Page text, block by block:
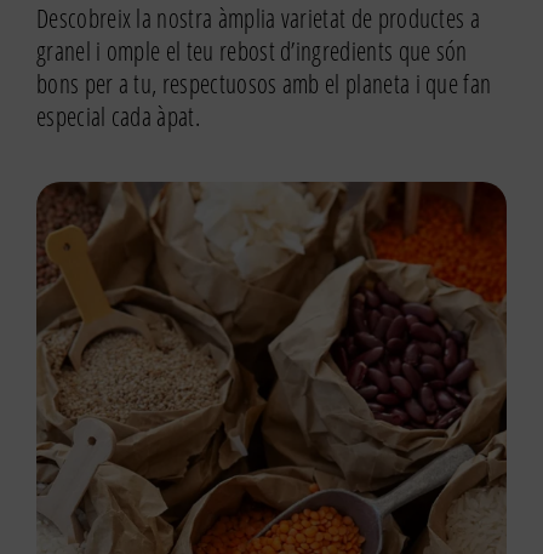
Descobreix la nostra àmplia varietat de productes a
granel i omple el teu rebost d’ingredients que són
bons per a tu, respectuosos amb el planeta i que fan
especial cada àpat.